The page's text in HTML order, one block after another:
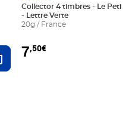
Ajouter au panier
Collector 4 timbres - Le Petit
- Lettre Verte
20g / France
7,50€